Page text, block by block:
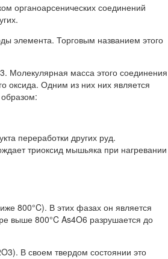
органоарсенических соединений
элемента. Торговым названием этого
масса этого соединения
оксида. Одним из них них является
переработки других руд.
триоксид мышьяка при нагревании
800°C). В этих фазах он является
выше 800°C As4O6 разрушается до
В своем твердом состоянии это